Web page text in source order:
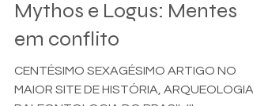
Curiosidades
Mythos e Logus: Mentes
em conflito